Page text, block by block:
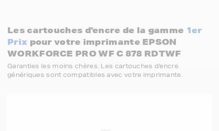
Les cartouches d'encre de la gamme 1er
Prix pour votre imprimante EPSON
WORKFORCE PRO WF C 878 RDTWF
Garanties les moins chères. Les cartouches d'encre
génériques sont compatibles avec votre imprimante.